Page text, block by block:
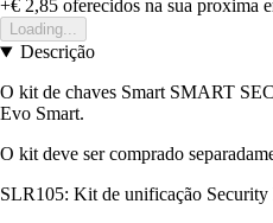
+€ 2,85 oferecidos na sua proxima
Loading...
Descrição
O kit de chaves Smart SMART
Evo Smart.
O kit deve ser comprado
SLR105: Kit de unificação Security